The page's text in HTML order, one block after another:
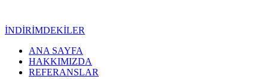
İNDİRİMDEKİLER
Kurumsal Promosyon-Hediyelik
ANA SAYFA
HAKKIMIZDA
REFERANSLAR